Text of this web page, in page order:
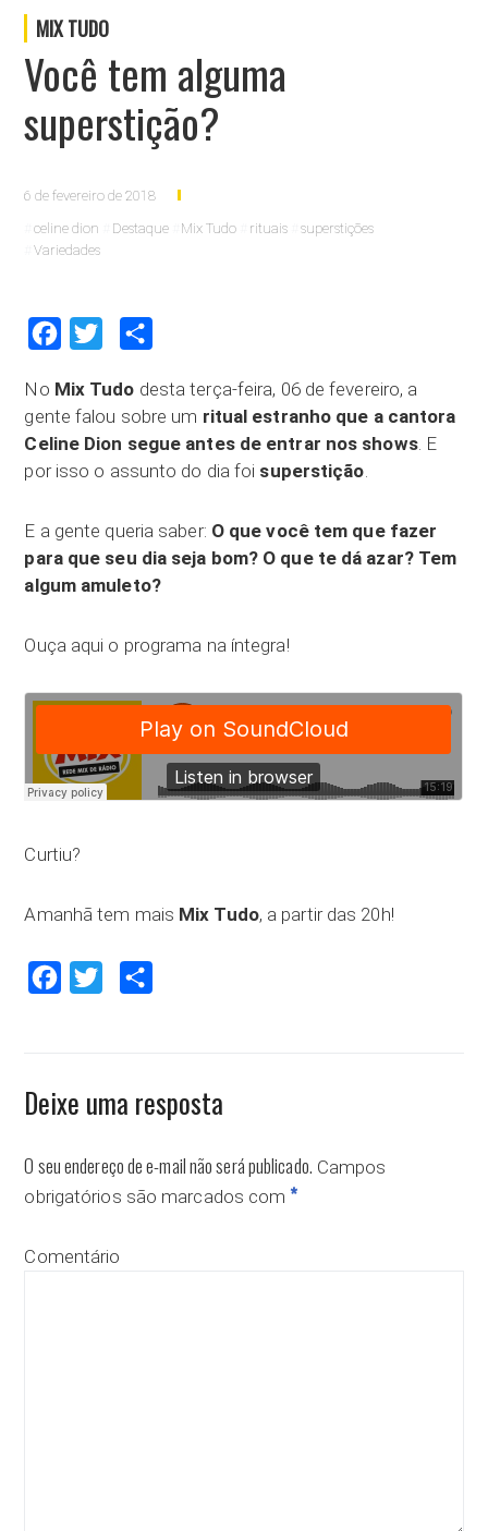
MIX TUDO
Você tem alguma
superstição?
6 de fevereiro de 2018
celine dion
Destaque Mix Tudo rituais
superstições
Variedades
Facebook Twitter
No Mix Tudo desta terça-feira, 06 de fevereiro, a
gente falou sobre um ritual estranho que a cantora
Celine Dion segue antes de entrar nos shows. E
por isso o assunto do dia foi superstição.
E a gente queria saber: O que você tem que fazer
para que seu dia seja bom? O que te dá azar? Tem
algum amuleto?
Ouça aqui o programa na íntegra!
Curtiu?
Amanhã tem mais Mix Tudo, a partir das 20h!
Facebook Twitter
Deixe uma resposta
O seu endereço de e-mail não será publicado. Campos
obrigatórios são marcados com *
Comentário